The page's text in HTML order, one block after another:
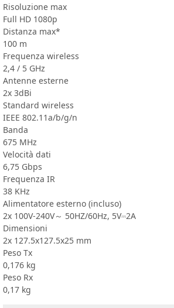
Risoluzione max
Full HD 1080p
Distanza max*
100 m
Frequenza wireless
2,4 / 5 GHz
Antenne esterne
2x 3dBi
Standard wireless
IEEE 802.11a/b/g/n
Banda
675 MHz
Velocità dati
6,75 Gbps
Frequenza IR
38 KHz
Alimentatore esterno (incluso)
2x 100V-240V～ 50HZ/60Hz, 5V⎓2A
Dimensioni
2x 127.5x127.5x25 mm
Peso Tx
0,176 kg
Peso Rx
0,17 kg